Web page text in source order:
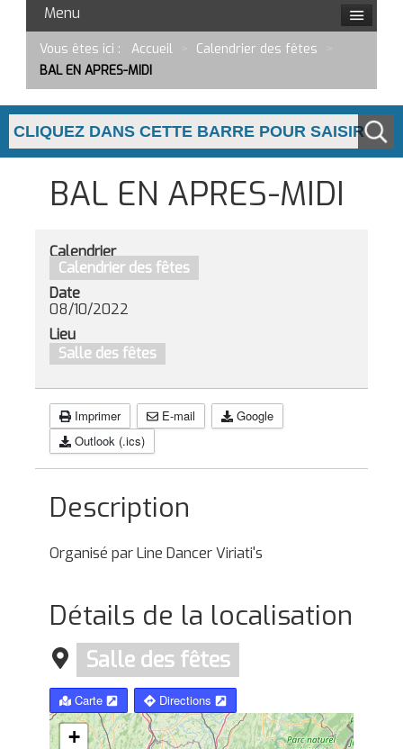
Menu
Vous êtes ici : Accueil Calendrier des fêtes
BAL EN APRES-MIDI
BAL EN APRES-MIDI
Calendrier
Calendrier des fêtes
Date
08/10/2022
Lieu
Salle des fêtes
Imprimer E-mail
Google
Outlook (.ics)
Description
Organisé par Line Dancer Viriati's
Détails de la localisation
Salle des fêtes
Carte Directions
+